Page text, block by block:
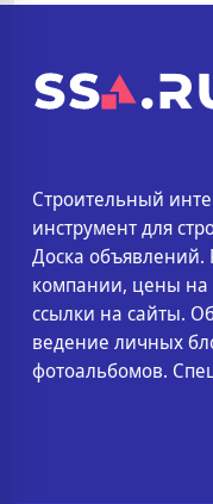
Строительный
инструмент для
Доска
компании, цены на
ссылки на сайты.
ведение личных
фотоальбомов.